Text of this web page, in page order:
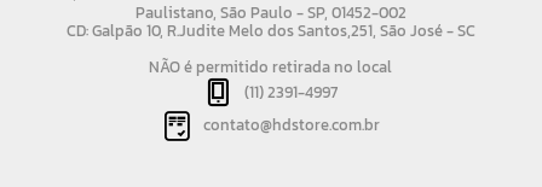
Paulistano, São Paulo - SP, 01452-002
CD: Galpão 10, R.Judite Melo dos Santos,251, São José - SC
NÃO é permitido retirada no local
(11) 2391-4997
contato@hdstore.com.br